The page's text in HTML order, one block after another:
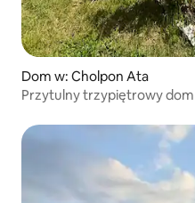
Dom w: Cholpon Ata
Przytulny trzypiętrowy dom